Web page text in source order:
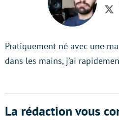
Pratiquement né avec une
dans les mains, j’ai
La rédaction vous